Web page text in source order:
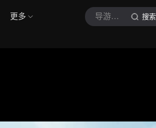
更多 导游小希 搜索